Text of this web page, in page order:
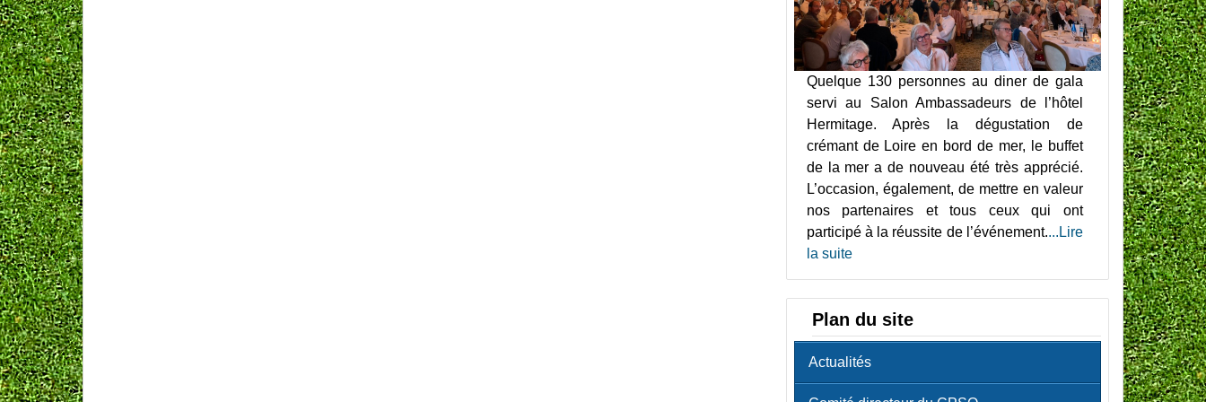
Quelque 130 personnes au diner de gala
servi au Salon Ambassadeurs de l’hôtel
Hermitage. Après la dégustation de
crémant de Loire en bord de mer, le buffet
de la mer a de nouveau été très apprécié.
L’occasion, également, de mettre en valeur
nos partenaires et tous ceux qui ont
participé à la réussite de l’événement....Lire
la suite
Plan du site
Actualités